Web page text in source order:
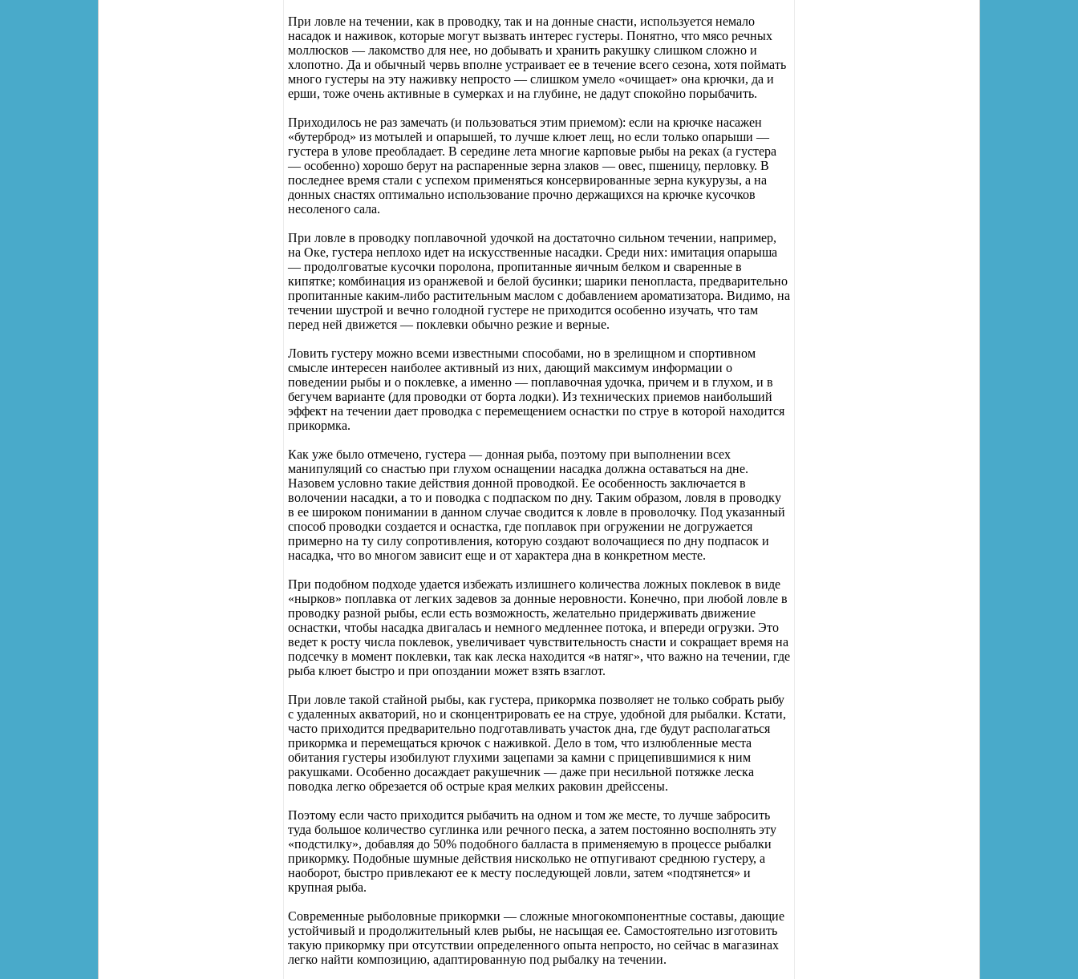
При ловле на течении, как в проводку, так и на донные снасти, используется немало
насадок и наживок, которые могут вызвать интерес густеры. Понятно, что мясо речных
моллюсков — лакомство для нее, но добывать и хранить ракушку слишком сложно и
хлопотно. Да и обычный червь вполне устраивает ее в течение всего сезона, хотя поймать
много густеры на эту наживку непросто — слишком умело «очищает» она крючки, да и
ерши, тоже очень активные в сумерках и на глубине, не дадут спокойно порыбачить.
Приходилось не раз замечать (и пользоваться этим приемом): если на крючке насажен
«бутерброд» из мотылей и опарышей, то лучше клюет лещ, но если только опарыши —
густера в улове преобладает. В середине лета многие карповые рыбы на реках (а густера
— особенно) хорошо берут на распаренные зерна злаков — овес, пшеницу, перловку. В
последнее время стали с успехом применяться консервированные зерна кукурузы, а на
донных снастях оптимально использование прочно держащихся на крючке кусочков
несоленого сала.
При ловле в проводку поплавочной удочкой на достаточно сильном течении, например,
на Оке, густера неплохо идет на искусственные насадки. Среди них: имитация опарыша
— продолговатые кусочки поролона, пропитанные яичным белком и сваренные в
кипятке; комбинация из оранжевой и белой бусинки; шарики пенопласта, предварительно
пропитанные каким-либо растительным маслом с добавлением ароматизатора. Видимо, на
течении шустрой и вечно голодной густере не приходится особенно изучать, что там
перед ней движется — поклевки обычно резкие и верные.
Ловить густеру можно всеми известными способами, но в зрелищном и спортивном
смысле интересен наиболее активный из них, дающий максимум информации о
поведении рыбы и о поклевке, а именно — поплавочная удочка, причем и в глухом, и в
бегучем варианте (для проводки от борта лодки). Из технических приемов наибольший
эффект на течении дает проводка с перемещением оснастки по струе в которой находится
прикормка.
Как уже было отмечено, густера — донная рыба, поэтому при выполнении всех
манипуляций со снастью при глухом оснащении насадка должна оставаться на дне.
Назовем условно такие действия донной проводкой. Ее особенность заключается в
волочении насадки, а то и поводка с подпаском по дну. Таким образом, ловля в проводку
в ее широком понимании в данном случае сводится к ловле в проволочку. Под указанный
способ проводки создается и оснастка, где поплавок при огружении не догружается
примерно на ту силу сопротивления, которую создают волочащиеся по дну подпасок и
насадка, что во многом зависит еще и от характера дна в конкретном месте.
При подобном подходе удается избежать излишнего количества ложных поклевок в виде
«нырков» поплавка от легких задевов за донные неровности. Конечно, при любой ловле в
проводку разной рыбы, если есть возможность, желательно придерживать движение
оснастки, чтобы насадка двигалась и немного медленнее потока, и впереди огрузки. Это
ведет к росту числа поклевок, увеличивает чувствительность снасти и сокращает время на
подсечку в момент поклевки, так как леска находится «в натяг», что важно на течении, где
рыба клюет быстро и при опоздании может взять взаглот.
При ловле такой стайной рыбы, как густера, прикормка позволяет не только собрать рыбу
с удаленных акваторий, но и сконцентрировать ее на струе, удобной для рыбалки. Кстати,
часто приходится предварительно подготавливать участок дна, где будут располагаться
прикормка и перемещаться крючок с наживкой. Дело в том, что излюбленные места
обитания густеры изобилуют глухими зацепами за камни с прицепившимися к ним
ракушками. Особенно досаждает ракушечник — даже при несильной потяжке леска
поводка легко обрезается об острые края мелких раковин дрейссены.
Поэтому если часто приходится рыбачить на одном и том же месте, то лучше забросить
туда большое количество суглинка или речного песка, а затем постоянно восполнять эту
«подстилку», добавляя до 50% подобного балласта в применяемую в процессе рыбалки
прикормку. Подобные шумные действия нисколько не отпугивают среднюю густеру, а
наоборот, быстро привлекают ее к месту последующей ловли, затем «подтянется» и
крупная рыба.
Современные рыболовные прикормки — сложные многокомпонентные составы, дающие
устойчивый и продолжительный клев рыбы, не насыщая ее. Самостоятельно изготовить
такую прикормку при отсутствии определенного опыта непросто, но сейчас в магазинах
легко найти композицию, адаптированную под рыбалку на течении.